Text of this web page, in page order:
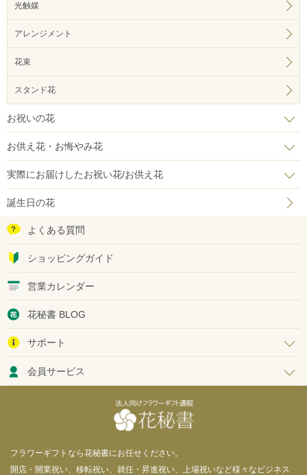
光触媒
アレンジメント
花束
スタンド花
お祝いの花
お供え花・お悔やみ花
実際にお届けしたお祝い花/お供え花
誕生日の花
よくある質問
ショッピングガイド
営業カレンダー
花秘書 BLOG
サポート
会員サービス
フラワーギフトなら花秘書にお任せください。
開店・開業祝い、移転祝い、就任・昇進祝い、上場祝いなど様々なビジネス